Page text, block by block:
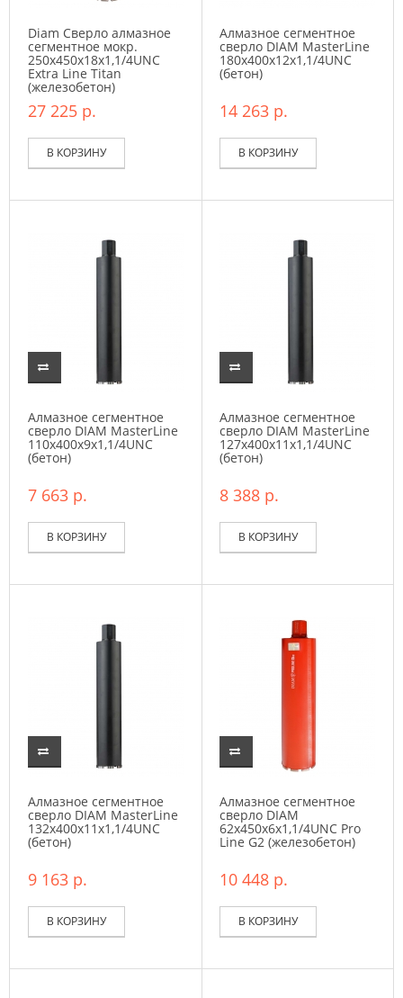
Diam Сверло алмазное
сегментное мокр.
250x450х18x1,1/4UNC
Extra Line Titan
(железобетон)
27 225 р.
В КОРЗИНУ
Алмазное сегментное
сверло DIAM MasterLine
180x400х12x1,1/4UNC
(бетон)
14 263 р.
В КОРЗИНУ
Алмазное сегментное
сверло DIAM MasterLine
110x400х9x1,1/4UNC
(бетон)
7 663 р.
В КОРЗИНУ
Алмазное сегментное
сверло DIAM MasterLine
127x400х11x1,1/4UNC
(бетон)
8 388 р.
В КОРЗИНУ
Алмазное сегментное
сверло DIAM MasterLine
132x400х11x1,1/4UNC
(бетон)
9 163 р.
В КОРЗИНУ
Алмазное сегментное
сверло DIAM
62x450х6x1,1/4UNC Pro
Line G2 (железобетон)
10 448 р.
В КОРЗИНУ